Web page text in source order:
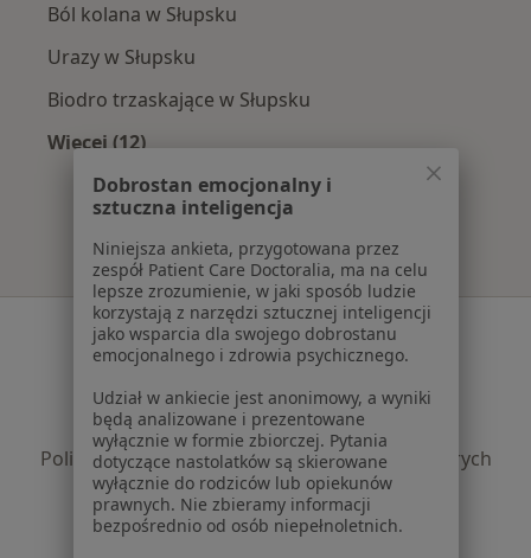
Ból kolana w Słupsku
Urazy w Słupsku
Biodro trzaskające w Słupsku
Więcej (12)
Więcej w kategorii: Najczęście leczone
Serwis
Regulamin
Polityka prywatności pacjentów
Polityka prywatności profesjonalistów
Polityka prywatności dla profesjonalistów, których
dane pozyskaliśmy samodzielnie
Polityka cookies
Jak działają wyniki wyszukiwania
Dobrostan emocjonalny i
sztuczna inteligencja
Niniejsza ankieta, przygotowana przez
zespół Patient Care Doctoralia, ma na celu
lepsze zrozumienie, w jaki sposób ludzie
korzystają z narzędzi sztucznej inteligencji
jako wsparcia dla swojego dobrostanu
emocjonalnego i zdrowia psychicznego.
Udział w ankiecie jest anonimowy, a wyniki
będą analizowane i prezentowane
wyłącznie w formie zbiorczej. Pytania
dotyczące nastolatków są skierowane
wyłącznie do rodziców lub opiekunów
prawnych. Nie zbieramy informacji
bezpośrednio od osób niepełnoletnich.